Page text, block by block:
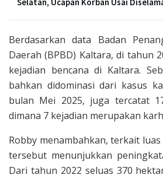
Berdasarkan data Badan
Daerah (BPBD) Kaltara, di tahun
kejadian bencana di Kaltara.
bahkan didominasi dari kasus
bulan Mei 2025, juga tercatat
dimana 7 kejadian merupakan
Robby menambahkan, terkait
tersebut menunjukkan
Dari tahun 2022 seluas 370